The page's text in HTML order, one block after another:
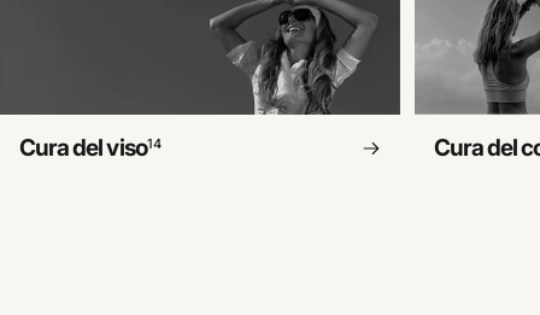
Cura del viso14 Cura del